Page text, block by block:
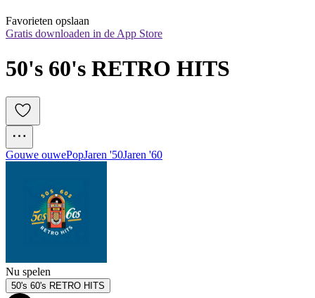
Favorieten opslaan
Gratis downloaden in de App Store
50's 60's RETRO HITS
Gouwe ouwePopJaren '50Jaren '60
Nu spelen
50's 60's RETRO HITS